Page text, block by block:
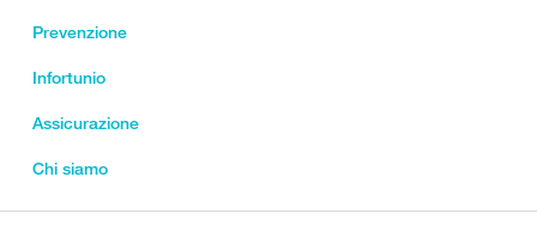
Prevenzione
Infortunio
Assicurazione
Chi siamo